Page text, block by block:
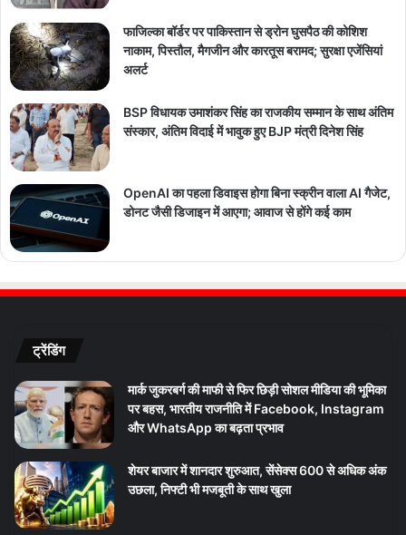
फाजिल्का बॉर्डर पर पाकिस्तान से ड्रोन घुसपैठ की कोशिश
नाकाम, पिस्तौल, मैगजीन और कारतूस बरामद; सुरक्षा एजेंसियां
अलर्ट
BSP विधायक उमाशंकर सिंह का राजकीय सम्मान के साथ अंतिम
संस्कार, अंतिम विदाई में भावुक हुए BJP मंत्री दिनेश सिंह
OpenAI का पहला डिवाइस होगा बिना स्क्रीन वाला AI गैजेट,
डोनट जैसी डिजाइन में आएगा; आवाज से होंगे कई काम
ट्रेंडिंग
मार्क जुकरबर्ग की माफी से फिर छिड़ी सोशल मीडिया की भूमिका
पर बहस, भारतीय राजनीति में Facebook, Instagram
और WhatsApp का बढ़ता प्रभाव
शेयर बाजार में शानदार शुरुआत, सेंसेक्स 600 से अधिक अंक
उछला, निफ्टी भी मजबूती के साथ खुला